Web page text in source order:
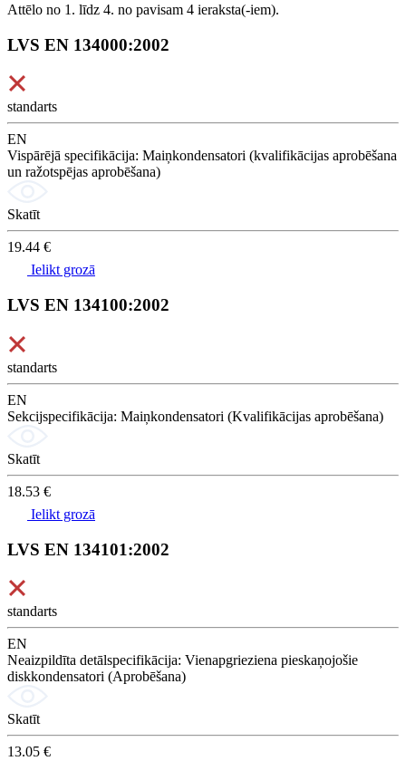
Attēlo no 1. līdz 4. no pavisam 4 ieraksta(-iem).
LVS EN 134000:2002
standarts
EN
Vispārējā specifikācija: Maiņkondensatori (kvalifikācijas aprobēšana
un ražotspējas aprobēšana)
Skatīt
19.44 €
Ielikt grozā
LVS EN 134100:2002
standarts
EN
Sekcijspecifikācija: Maiņkondensatori (Kvalifikācijas aprobēšana)
Skatīt
18.53 €
Ielikt grozā
LVS EN 134101:2002
standarts
EN
Neaizpildīta detālspecifikācija: Vienapgrieziena pieskaņojošie
diskkondensatori (Aprobēšana)
Skatīt
13.05 €